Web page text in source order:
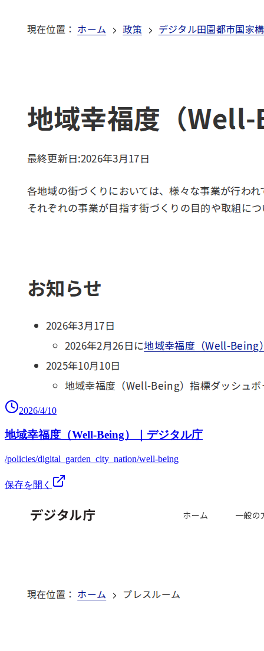
2026/4/10
地域幸福度（Well-Being）｜デジタル庁
/policies/digital_garden_city_nation/well-being
保存を開く